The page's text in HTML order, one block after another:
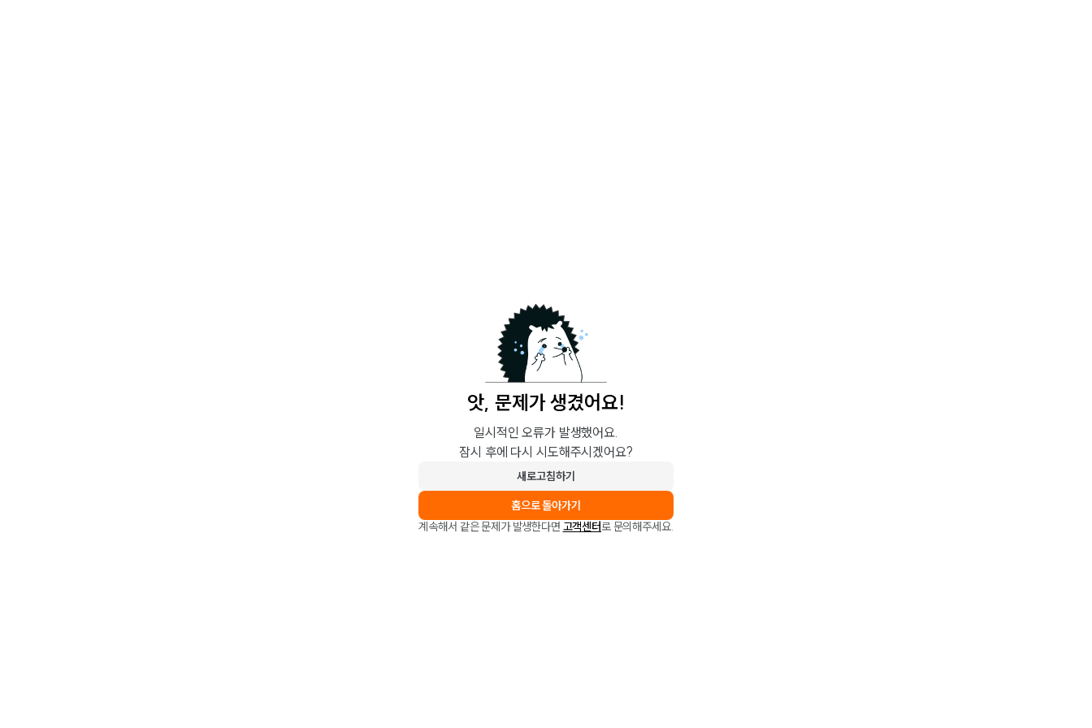
앗, 문제가 생겼어요!
일시적인 오류가 발생했어요.
잠시 후에 다시 시도해주시겠어요?
새로고침하기
홈으로 돌아가기
계속해서 같은 문제가 발생한다면 고객센터로 문의해주세요.